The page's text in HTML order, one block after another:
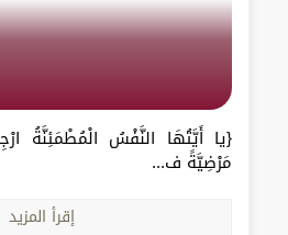
{يا أَيَّتُهَا النَّفْسُ الْمُطْمَئِنَّةُ
مَرْضِيَّةً ف...
إقرأ المزيد